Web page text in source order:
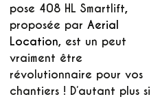
pose 408 HL Smartlift,
proposée parAerial
Location, est un peut
vraiment être
révolutionnaire pour vos
chantiers ! D’autant plus si